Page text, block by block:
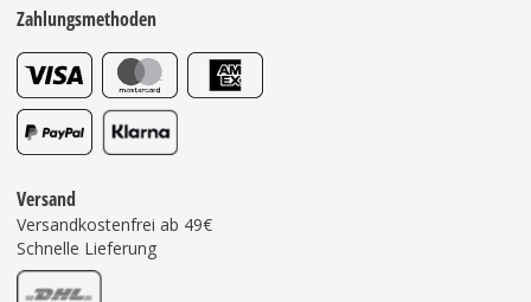
Zahlungsmethoden
Versand
Versandkostenfrei ab 49€
Schnelle Lieferung